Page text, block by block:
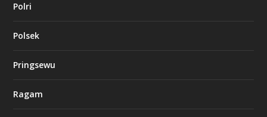
Polri
Polsek
Pringsewu
Ragam